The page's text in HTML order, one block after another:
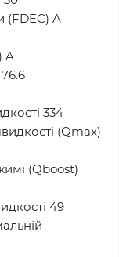
(FDEC) A
A
334
(Qmax)
(Qboost)
49